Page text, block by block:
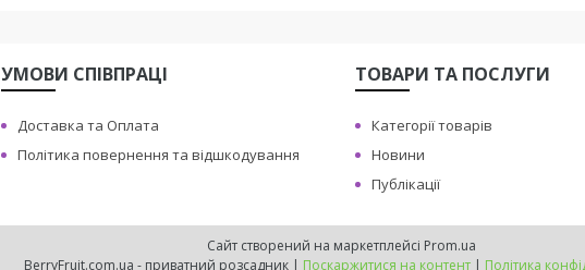
УМОВИ СПІВПРАЦІ
Доставка та Оплата
Політика повернення та відшкодування
ТОВАРИ ТА ПОСЛУГИ
Категорії товарів
Новини
Публікації
Сайт створений на маркетплейсі Prom.ua
BerryFruit.com.ua - приватний розсадник | Поскаржитися на контент | Політика